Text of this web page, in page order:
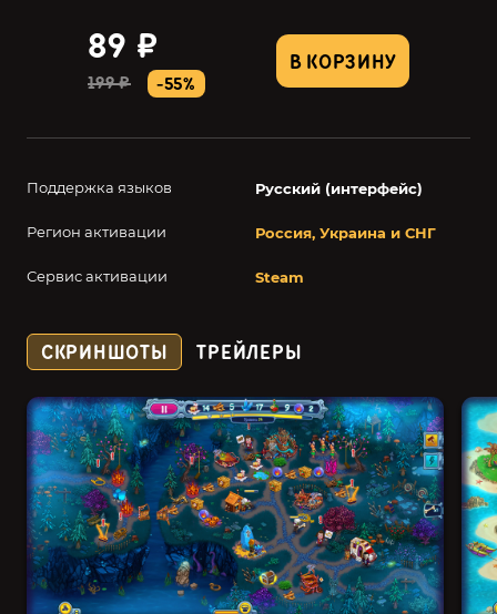
В КОРЗИНУ
89 ₽
199 ₽ -55%
Поддержка языков Русский (интерфейс)
Регион активации Россия, Украина и СНГ
Сервис активации Steam
СКРИНШОТЫ ТРЕЙЛЕРЫ